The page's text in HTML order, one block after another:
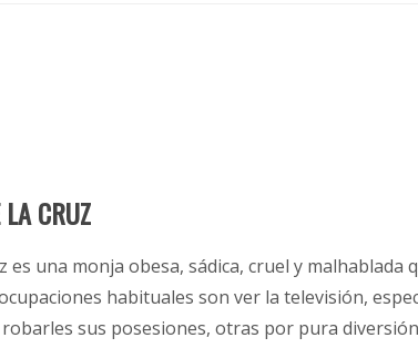
CRUZ
es una monja obesa, sádica, cruel y
habituales son ver la televisión,
sus posesiones, otras por pura